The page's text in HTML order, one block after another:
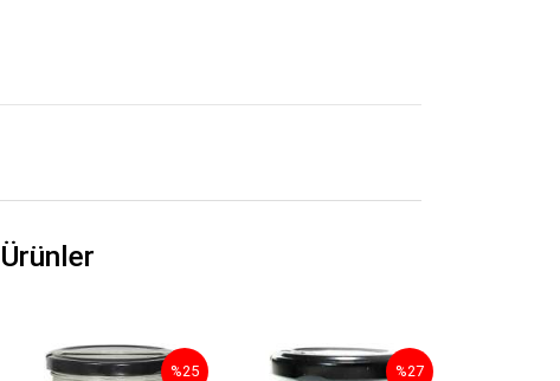
%25 %27